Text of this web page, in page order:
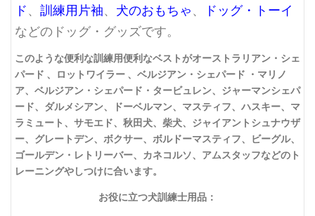
ド、 訓練用片袖、 犬のおもちゃ、
ドッグ・トーイ
などのドッグ・グッズです。
このような便利な訓練用便利なベストがオーストラリアン・シェ
パード 、ロットワイラー 、ベルジアン・シェパード ・マリノ
ア、ベルジアン・シェパード・タービュレン、ジャーマンシェパ
ード、ダルメシアン、ドーベルマン、マスティフ、ハスキー、マ
ラミュート、サモエド、秋田犬、柴犬、ジャイアントシュナウザ
ー、グレートデン、ボクサー、ボルドーマスティフ、ビーグル、
ゴールデン・レトリーバー、カネコルソ、アムスタッフなどのト
レーニングやしつけに合います。
お役に立つ犬訓練士用品：